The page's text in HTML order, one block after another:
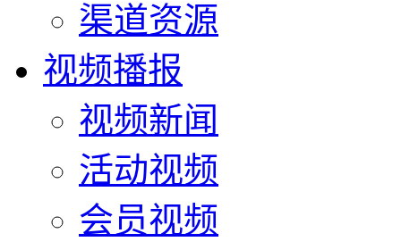
渠道资源
视频播报
视频新闻
活动视频
会员视频